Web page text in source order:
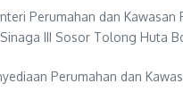
Perumahan dan
III Sosor Tolong Huta
Perumahan dan